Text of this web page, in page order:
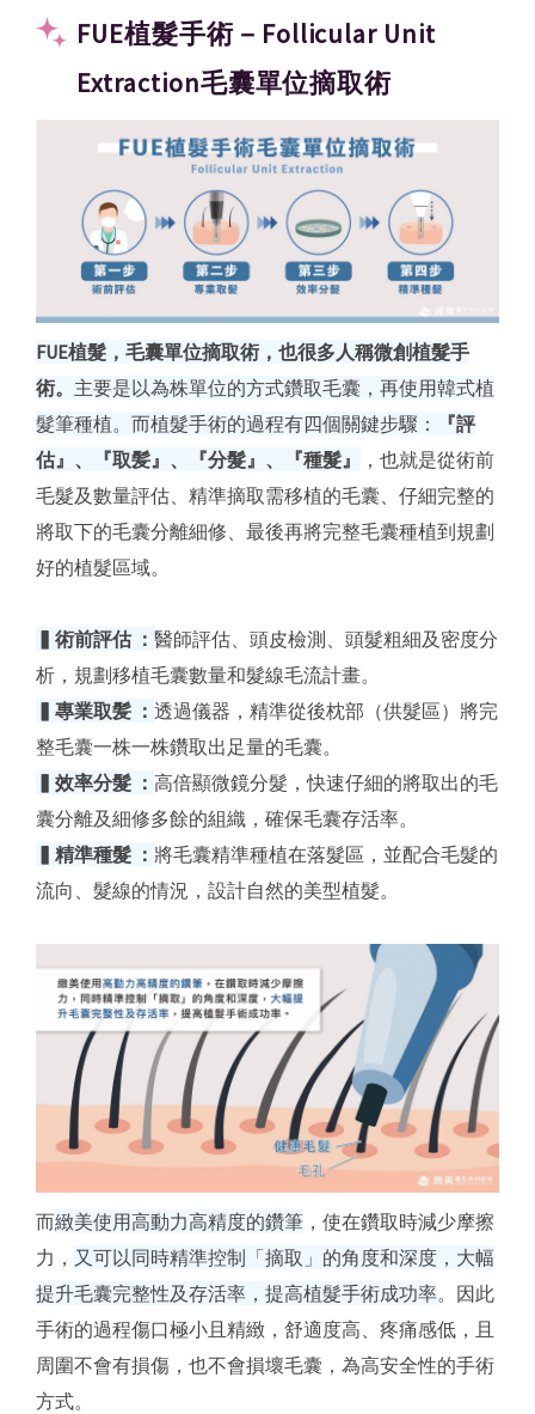
FUE植髮手術－Follicular Unit
Extraction毛囊單位摘取術
FUE植髮，毛囊單位摘取術，也很多人稱微創植髮手
術。 主要是以為株單位的方式鑽取毛囊，再使用韓式植
髮筆種植。而植髮手術的過程有四個關鍵步驟：
『評
估』、『取髪』、『分髮』、『種髮』
，也就是從術前
毛髮及數量評估、精準摘取需移植的毛囊、仔細完整的
將取下的毛囊分離細修、最後再將完整毛囊種植到規劃
好的植髮區域。
▍術前評估 ：醫師評估、頭皮檢測、頭髮粗細及密度分
析，規劃移植毛囊數量和髮線毛流計畫。
▍專業取髪 ：透過儀器，精準從後枕部（供髮區）將完
整毛囊一株一株鑽取出足量的毛囊。
▍效率分髮 ：高倍顯微鏡分髮，快速仔細的將取出的毛
囊分離及細修多餘的組織，確保毛囊存活率。
▍精準種髮 ： 將毛囊精準種植在落髮區，並配合毛髮的
流向、髮線的情況，設計自然的美型植髮。
而緻美使用高動力高精度的鑽筆 ，使在鑽取時減少摩擦
力， 又可以同時精準控制「摘取」的角度和深度，大幅
提升毛囊完整性及存活率，提高植髮手術成功率。因此
手術的過程傷口極小且精緻，舒適度高、疼痛感低，且
周圍不會有損傷，也不會損壞毛囊，為高安全性的手術
方式。